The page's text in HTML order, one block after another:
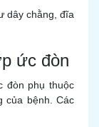
dây chằng, đĩa
ức đòn
đòn phụ thuộc
của bệnh. Các